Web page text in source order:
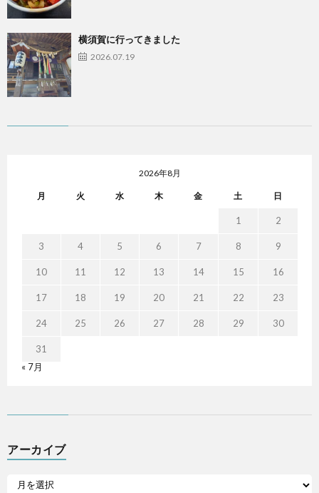
横須賀に行ってきました
2026.07.19
2026年8月
月 火 水 木 金 土 日
1 2
3 4 5 6 7 8 9
10 11 12 13 14 15 16
17 18 19 20 21 22 23
24 25 26 27 28 29 30
31
« 7月
アーカイブ